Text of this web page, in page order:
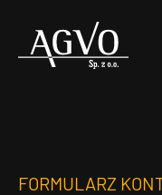
Header
FORMULARZ